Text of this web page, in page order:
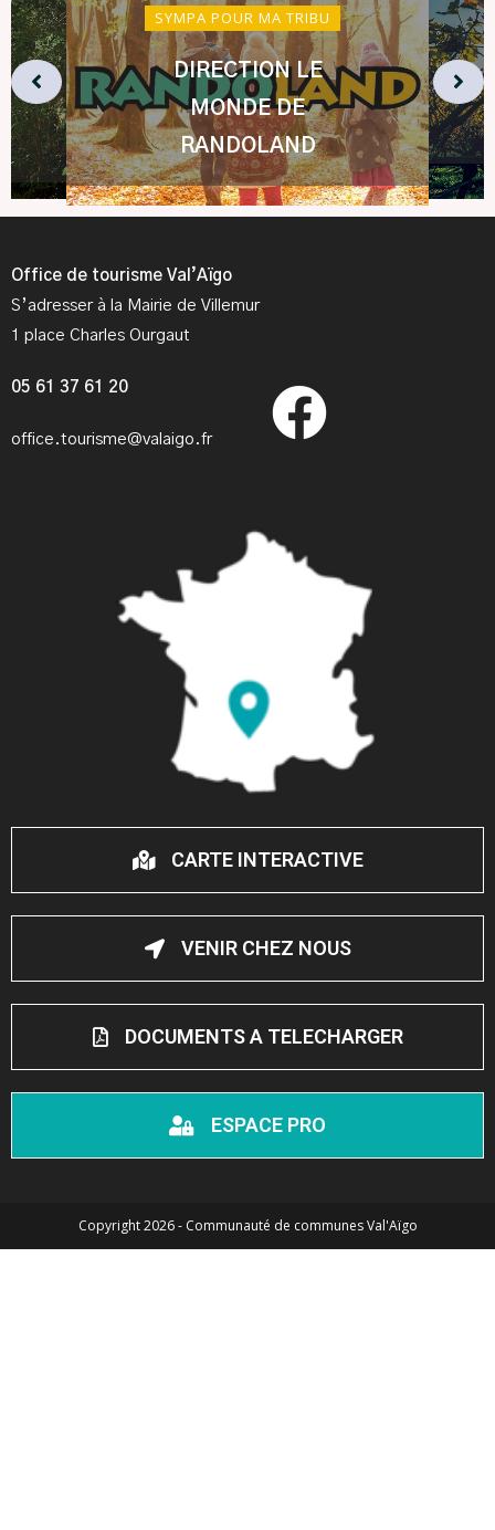
SYMPA POUR MA TRIBU
DIRECTION LE
MONDE DE
RANDOLAND
Office de tourisme Val’Aïgo
S’adresser à la Mairie de Villemur
1 place Charles Ourgaut
05 61 37 61 20
office.tourisme@valaigo.fr
CARTE INTERACTIVE
VENIR CHEZ NOUS
DOCUMENTS A TELECHARGER
ESPACE PRO
Copyright 2026 - Communauté de communes Val'Aïgo